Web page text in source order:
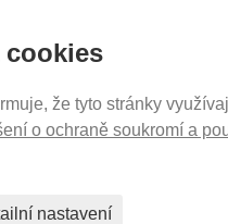
cookies
že tyto stránky
o ochraně soukromí a
nastavení